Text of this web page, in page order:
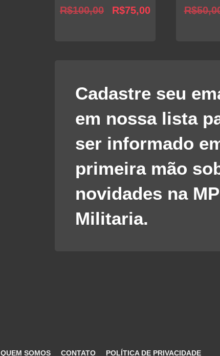
R$100,00
O
R$75,00O
R$
Cadastre seu
em nossa lista
ser informado
primeira mão
novidades na MP
Militaria.
QUEM SOMOS CONTATO POLÍTICA DE PRIVACIDADE